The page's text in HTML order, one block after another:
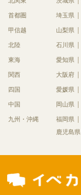
首都圏 埼玉県
甲信越 山梨県
北陸 石川県
東海 愛知県
関西 大阪府
四国 愛媛県
中国 岡山県
九州・沖縄 福岡県
鹿児島県